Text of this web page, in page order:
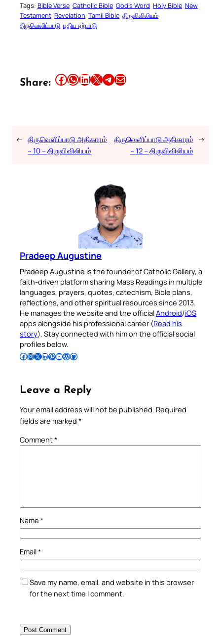
Tags: Bible Verse Catholic Bible God’s Word Holy Bible New
Testament Revelation Tamil Bible திருவிவிலியம்
திருவெளிப்பாடு புதிய ஏற்பாடு
Share: Share this article on Facebook Share this article on WhatsApp Share this article on LinkedIn Share this article on X Share this article on TelegramEmail this Article
← திருவெளிப்பாடு அதிகாரம்
– 10 – திருவிவிலியம்
திருவெளிப்பாடு அதிகாரம்
– 12 – திருவிவிலியம்
→
Pradeep Augustine
Pradeep Augustine is the founder of Catholic Gallery, a
faith-driven platform sharing Mass Readings in multiple
languages, prayers, quotes, catechism, Bible plans,
reflections, and other spiritual resources since 2013.
He manages the website and the officialAndroid/iOS
apps alongside his professional career (Read his
story). Stay connected with him on the official social
profiles below.
Follow Pradeep on Facebook Follow Pradeep on InstagramFollow Pradeep on X Follow Pradeep on LinkedIn Follow Pradeep on Pinterest Subscribe to Pradeep’s Youtube Channel Follow Pradeep on WordPress Follow Pradeep on GitHub
Leave a Reply
Your email address will not be published. Required
fields are marked *
Comment*
Name *
Email*
Save my name, email, and website in this browser
for the next time I comment.